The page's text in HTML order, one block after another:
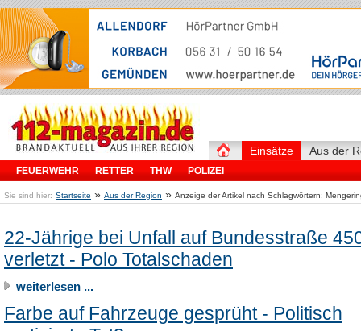
Einsätze
FEUERWEHR RETTER THW POLIZEI
Aus der
Sie sind hier: Startseite » Aus der Region » Anzeige der Artikel nach Schlagwörtern:
22-Jährige bei Unfall auf Bundesstraße
verletzt - Polo Totalschaden
weiterlesen ...
Farbe auf Fahrzeuge gesprüht - Politisch